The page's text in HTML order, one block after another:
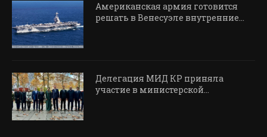
Американская армия готовится
решать в Венесуэле внутренние...
Делегация МИД КР приняла
участие в министерской...